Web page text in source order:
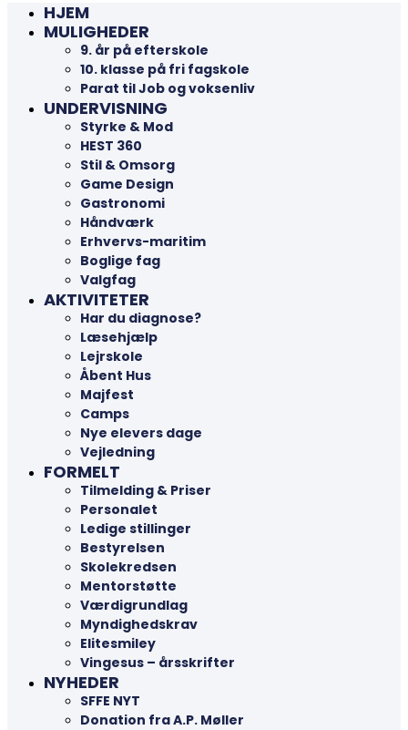
HJEM
MULIGHEDER
9. år på efterskole
10. klasse på fri fagskole
Parat til Job og voksenliv
UNDERVISNING
Styrke & Mod
HEST 360
Stil & Omsorg
Game Design
Gastronomi
Håndværk
Erhvervs-maritim
Boglige fag
Valgfag
AKTIVITETER
Har du diagnose?
Læsehjælp
Lejrskole
Åbent Hus
Majfest
Camps
Nye elevers dage
Vejledning
FORMELT
Tilmelding & Priser
Personalet
Ledige stillinger
Bestyrelsen
Skolekredsen
Mentorstøtte
Værdigrundlag
Myndighedskrav
Elitesmiley
Vingesus – årsskrifter
NYHEDER
SFFE NYT
Donation fra A.P. Møller